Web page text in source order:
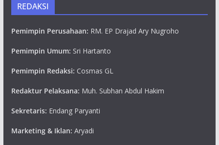
REDAKSI
Pemimpin Perusahaan: RM. EP Drajad Ary Nugroho
Pemimpin Umum: Sri Hartanto
Pemimpin Redaksi: Cosmas GL
Redaktur Pelaksana: Muh. Subhan Abdul Hakim
Sekretaris: Endang Paryanti
Marketing & Iklan: Aryadi